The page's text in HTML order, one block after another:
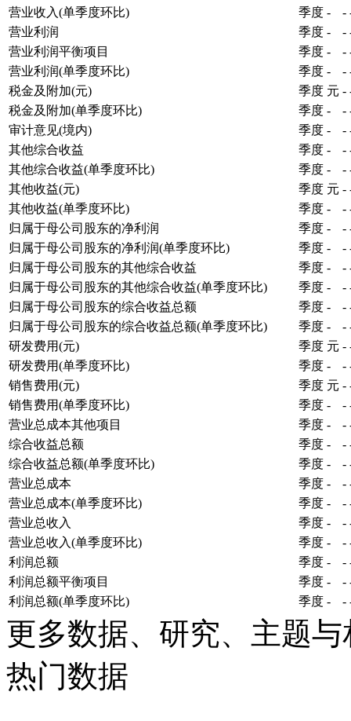
营业收入(单季度环比)
季度 - -
营业利润
季度 - -
营业利润平衡项目
季度 - -
营业利润(单季度环比)
季度 - -
税金及附加(元)
季度 元 -
税金及附加(单季度环比)
季度 - -
审计意见(境内)
季度 - -
其他综合收益
季度 - -
其他综合收益(单季度环比)
季度 - -
其他收益(元)
季度 元 -
其他收益(单季度环比)
季度 - -
归属于母公司股东的净利润
季度 - -
归属于母公司股东的净利润(单季度环比)
季度 - -
归属于母公司股东的其他综合收益
季度 - -
归属于母公司股东的其他综合收益(单季度环比)
季度 - -
归属于母公司股东的综合收益总额
季度 - -
归属于母公司股东的综合收益总额(单季度环比)
季度 - -
研发费用(元)
季度 元 -
研发费用(单季度环比)
季度 - -
销售费用(元)
季度 元 -
销售费用(单季度环比)
季度 - -
营业总成本其他项目
季度 - -
综合收益总额
季度 - -
综合收益总额(单季度环比)
季度 - -
营业总成本
季度 - -
营业总成本(单季度环比)
季度 - -
营业总收入
季度 - -
营业总收入(单季度环比)
季度 - -
利润总额
季度 - -
利润总额平衡项目
季度 - -
利润总额(单季度环比)
季度 - -
更多数据、研究、主题
热门数据